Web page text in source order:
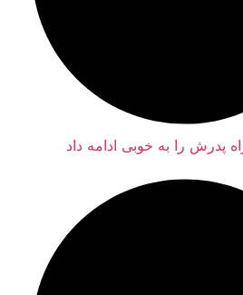
پدرش را به خوبی ادامه داد